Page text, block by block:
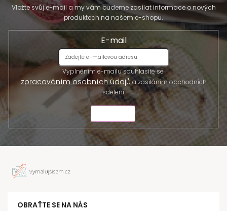
Vložte svůj e-mail a my vám budeme zasílat informace o nových
produktech na našem e-shopu.
E-mail
Vyplněním e-mailu souhlasíte se
zpracováním osobních údajůa zasíláním obchodních
sdělení.
OBRAŤTE SE NA NÁS